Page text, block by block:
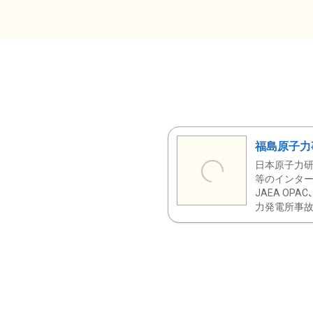
福島原子
日本原子力
等のインタ
JAEA OPAC
力発電所事